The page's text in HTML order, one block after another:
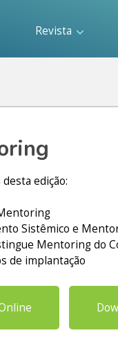
Revista
edição:
Sistêmico e
Mentoring do
de implantação